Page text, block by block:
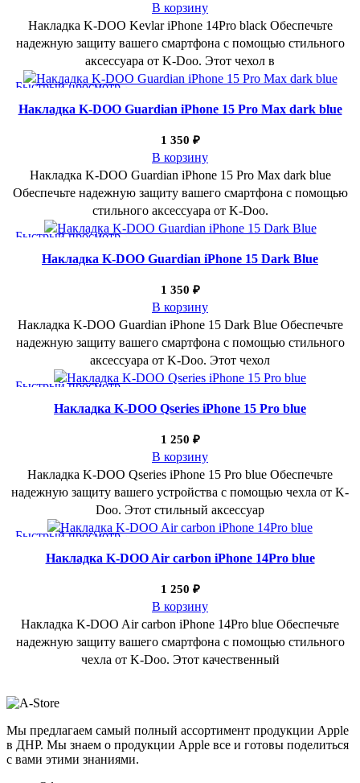
В корзину
Накладка K-DOO Kevlar iPhone 14Pro black Обеспечьте
надежную защиту вашего смартфона с помощью стильного
аксессуара от K-Doo. Этот чехол в
Быстрый просмотр
Добавить в избранное
Накладка K-DOO Guardian iPhone 15 Pro Max dark blue
1 350 ₽
В корзину
Накладка K-DOO Guardian iPhone 15 Pro Max dark blue
Обеспечьте надежную защиту вашего смартфона с помощью
стильного аксессуара от K-Doo.
Быстрый просмотр
Добавить в избранное
Накладка K-DOO Guardian iPhone 15 Dark Blue
1 350 ₽
В корзину
Накладка K-DOO Guardian iPhone 15 Dark Blue Обеспечьте
надежную защиту вашего смартфона с помощью стильного
аксессуара от K-Doo. Этот чехол
Быстрый просмотр
Добавить в избранное
Накладка K-DOO Qseries iPhone 15 Pro blue
1 250 ₽
В корзину
Накладка K-DOO Qseries iPhone 15 Pro blue Обеспечьте
надежную защиту вашего устройства с помощью чехла от K-
Doo. Этот стильный аксессуар
Быстрый просмотр
Добавить в избранное
Накладка K-DOO Air carbon iPhone 14Pro blue
1 250 ₽
В корзину
Накладка K-DOO Air carbon iPhone 14Pro blue Обеспечьте
надежную защиту вашего смартфона с помощью стильного
чехла от K-Doo. Этот качественный
Мы предлагаем самый полный ассортимент продукции Apple
в ДНР. Мы знаем о продукции Apple все и готовы поделиться
с вами этими знаниями.